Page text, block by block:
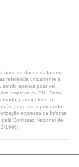
base de dados da Informa
referência unicamente à
sendo apenas possível
empresa ou ENI. Caso
para o efeito, o
não pode ser reproduzido,
expressa da Informa
Comissão Nacional de
1996).